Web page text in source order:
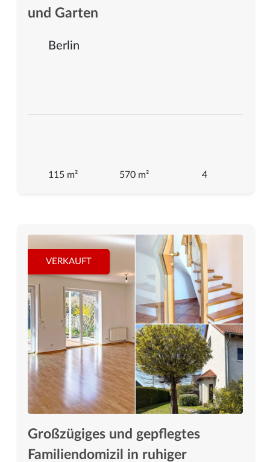
und Garten
Berlin
115 m² 570 m² 4
VERKAUFT
Großzügiges und gepflegtes
Familiendomizil in ruhiger